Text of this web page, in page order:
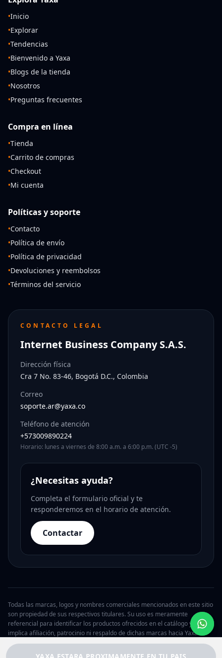
•Inicio
•Explorar
•Tendencias
•Bienvenido a Yaxa
•Blogs de la tienda
•Nosotros
•Preguntas frecuentes
Compra en línea
•Tienda
•Carrito de compras
•Checkout
•Mi cuenta
Políticas y soporte
•Contacto
•Política de envío
•Política de privacidad
•Devoluciones y reembolsos
•Términos del servicio
CONTACTO LEGAL
Internet Business Company S.A.S.
Dirección física
Cra 7 No. 83-46, Bogotá D.C., Colombia
Correo
soporte.ar@yaxa.co
Teléfono de atención
+573009890224
Horario: lunes a viernes de 8:00 a.m. a 6:00 p.m. (UTC -5)
¿Necesitas ayuda?
Completa el formulario oficial y te
responderemos en el horario de atención.
Contactar
Todas las marcas, logos y nombres comerciales mencionados en este sitio
son propiedad de sus respectivos titulares. Su uso es meramente
referencial para identificar los productos ofrecidos en el catálogo y no
implica afiliación, patrocinio ni respaldo de dichas marcas hacia Yaxa.
© 2026 Yaxa Argentina. Todos los derechos reservados.